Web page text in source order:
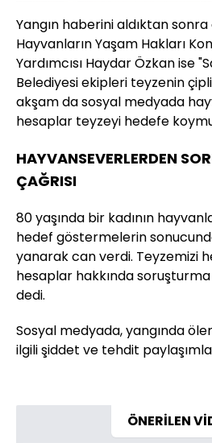
Yangın haberini aldıktan
Hayvanların Yaşam Hakları
Yardımcısı Haydar Özkan ise
Belediyesi ekipleri teyzenin
akşam da sosyal medyada
hesaplar teyzeyi hedefe
HAYVANSEVERLERDEN
ÇAĞRISI
80 yaşında bir kadının
hedef göstermelerin
yanarak can verdi. Teyzemizi
hesaplar hakkında soruşturma
dedi.
Sosyal medyada, yangında
ilgili şiddet ve tehdit
ÖNERİLEN